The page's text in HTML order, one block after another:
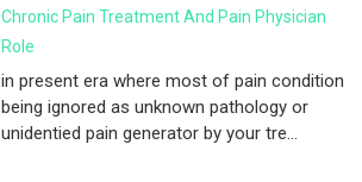
Chronic Pain Treatment And Pain Physician
Role
in present era where most of pain condition
being ignored as unknown pathology or
unidentied pain generator by your tre...